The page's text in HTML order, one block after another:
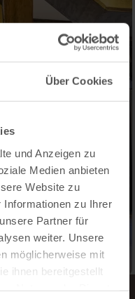
Über Cookies
und Anzeigen zu
Medien anbieten
Website zu
Informationen zu Ihrer
Partner für
weiter. Unsere
möglicherweise mit
ihnen bereitgestellt